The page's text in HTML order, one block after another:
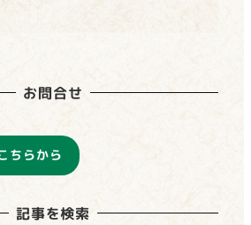
お問合せ
ちらから
記事を検索